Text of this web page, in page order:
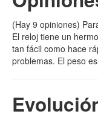
(Hay 9 opiniones)
El reloj tiene un
tan fácil como hace
problemas. El peso